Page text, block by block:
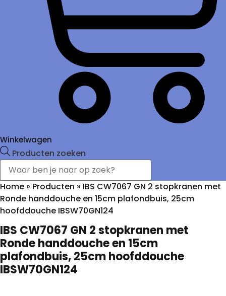
Winkelwagen
Producten zoeken
Home » Producten » IBS CW7067 GN 2 stopkranen met
Ronde handdouche en 15cm plafondbuis, 25cm
hoofddouche IBSW70GN124
IBS CW7067 GN 2 stopkranen met
Ronde handdouche en 15cm
plafondbuis, 25cm hoofddouche
IBSW70GN124